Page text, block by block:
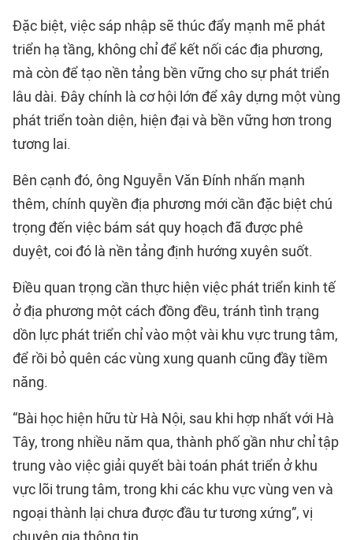
Đặc biệt, việc sáp nhập sẽ thúc đẩy mạnh mẽ phát
triển hạ tầng, không chỉ để kết nối các địa phương,
mà còn để tạo nền tảng bền vững cho sự phát triển
lâu dài. Đây chính là cơ hội lớn để xây dựng một vùng
phát triển toàn diện, hiện đại và bền vững hơn trong
tương lai.
Bên cạnh đó, ông Nguyễn Văn Đính nhấn mạnh
thêm, chính quyền địa phương mới cần đặc biệt chú
trọng đến việc bám sát quy hoạch đã được phê
duyệt, coi đó là nền tảng định hướng xuyên suốt.
Điều quan trọng cần thực hiện việc phát triển kinh tế
ở địa phương một cách đồng đều, tránh tình trạng
dồn lực phát triển chỉ vào một vài khu vực trung tâm,
để rồi bỏ quên các vùng xung quanh cũng đầy tiềm
năng.
“Bài học hiện hữu từ Hà Nội, sau khi hợp nhất với Hà
Tây, trong nhiều năm qua, thành phố gần như chỉ tập
trung vào việc giải quyết bài toán phát triển ở khu
vực lõi trung tâm, trong khi các khu vực vùng ven và
ngoại thành lại chưa được đầu tư tương xứng”, vị